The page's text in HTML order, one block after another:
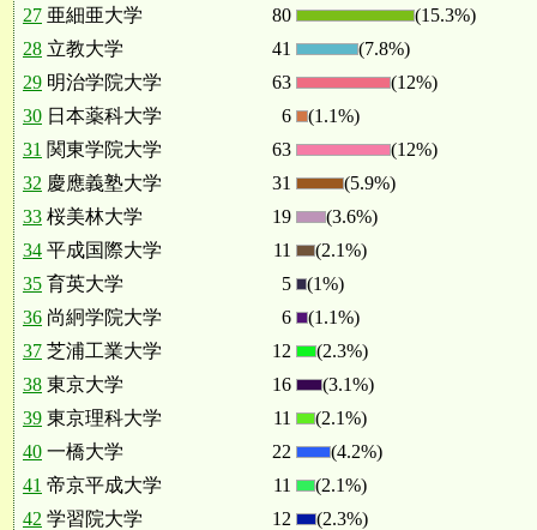
27 亜細亜大学 80
(15.3%)
28 立教大学 41
(7.8%)
29 明治学院大学 63
(12%)
30 日本薬科大学 6
(1.1%)
31 関東学院大学 63
(12%)
32 慶應義塾大学 31
(5.9%)
33 桜美林大学 19
(3.6%)
34 平成国際大学 11
(2.1%)
35 育英大学 5
(1%)
36 尚絅学院大学 6
(1.1%)
37 芝浦工業大学 12
(2.3%)
38 東京大学 16
(3.1%)
39 東京理科大学 11
(2.1%)
40 一橋大学 22
(4.2%)
41 帝京平成大学 11
(2.1%)
42 学習院大学 12
(2.3%)